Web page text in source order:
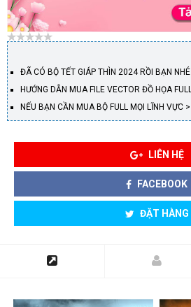
ĐÃ CÓ BỘ TẾT GIÁP THÌN 2024 RỒI BẠN NHÉ
HƯỚNG DẪN MUA FILE VECTOR ĐỒ HỌA FULL
NẾU BẠN CẦN MUA BỘ FULL MỌI LĨNH VỰC
LIÊN HỆ
FACEBOOK
ĐẶT HÀNG